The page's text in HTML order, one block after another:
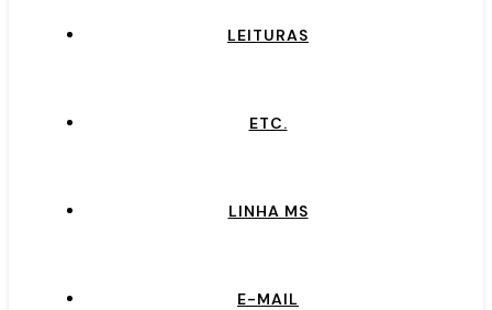
LEITURAS
ETC.
LINHA MS
E-MAIL